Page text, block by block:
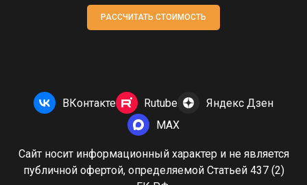
РАССЧИТАТЬ СТОИМОСТЬ
ВКонтакте Rutube
Яндекс Дзен
MAX
Сайт носит информационный характер и не является
публичной офертой, определяемой Статьей 437 (2)